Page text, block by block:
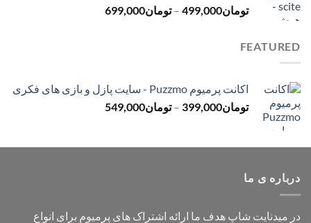
تومان499,000
تومان499,000
– تومان699,000محدوده
FEATURED
اکانت پرمیوم Puzzmo - سایت پازل و بازی های فکری
تومان399,000
– تومان549,000
تا
درباره ی ما
در میدنایت شاپ هدف ما ارائه اشتراک های پرمیوم برای انواع